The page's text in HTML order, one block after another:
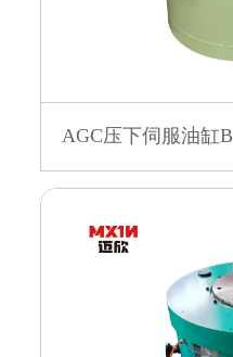
AGC压下伺服油缸B